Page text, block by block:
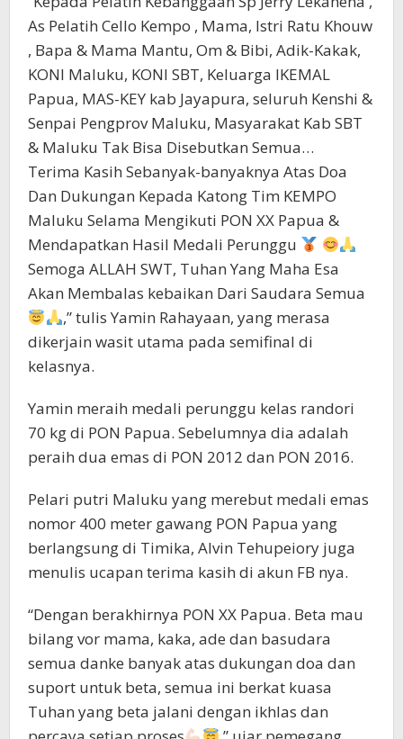
As Pelatih Cello Kempo , Mama, Istri Ratu Khouw
, Bapa & Mama Mantu, Om & Bibi, Adik-Kakak,
KONI Maluku, KONI SBT, Keluarga IKEMAL
Papua, MAS-KEY kab Jayapura, seluruh Kenshi &
Senpai Pengprov Maluku, Masyarakat Kab SBT
& Maluku Tak Bisa Disebutkan Semua…
Terima Kasih Sebanyak-banyaknya Atas Doa
Dan Dukungan Kepada Katong Tim KEMPO
Maluku Selama Mengikuti PON XX Papua &
Mendapatkan Hasil Medali Perunggu
Semoga ALLAH SWT, Tuhan Yang Maha Esa
Akan Membalas kebaikan Dari Saudara Semua
,” tulis Yamin Rahayaan, yang merasa
dikerjain wasit utama pada semifinal di
kelasnya.
Yamin meraih medali perunggu kelas randori
70 kg di PON Papua. Sebelumnya dia adalah
peraih dua emas di PON 2012 dan PON 2016.
Pelari putri Maluku yang merebut medali emas
nomor 400 meter gawang PON Papua yang
berlangsung di Timika, Alvin Tehupeiory juga
menulis ucapan terima kasih di akun FB nya.
“Dengan berakhirnya PON XX Papua. Beta mau
bilang vor mama, kaka, ade dan basudara
semua danke banyak atas dukungan doa dan
suport untuk beta, semua ini berkat kuasa
Tuhan yang beta jalani dengan ikhlas dan